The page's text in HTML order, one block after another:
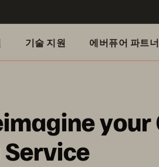
기술 지원 에버퓨어 파트너